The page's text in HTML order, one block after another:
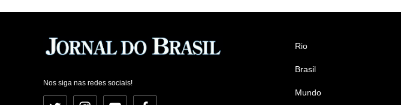
Nos siga nas redes sociais!
Rio
Brasil
Mundo